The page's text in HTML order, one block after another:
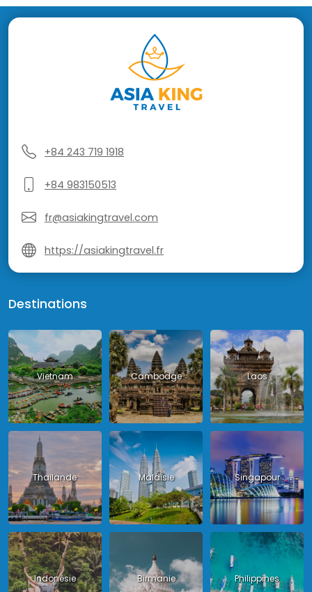
+84 243 719 1918
+84 983150513
fr@asiakingtravel.com
https://asiakingtravel.fr
Destinations
Vietnam Cambodge Laos
Thailande Malaisie Singapour
Indonésie Birmanie Philippines